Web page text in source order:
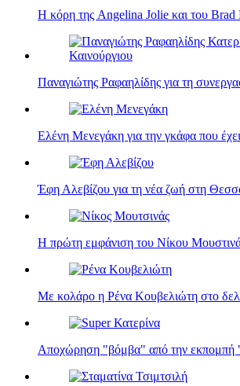
Η κόρη της Angelina Jolie και του
Παναγιώτης Ραφαηλίδης για τη
Ελένη Μενεγάκη για την γκάφα που
Έφη Αλεβίζου για τη νέα ζωή στη
Η πρώτη εμφάνιση του Νίκου
Με κολάρο η Ρένα Κουβελιώτη στο
Αποχώρηση "βόμβα" από την εκπομπή